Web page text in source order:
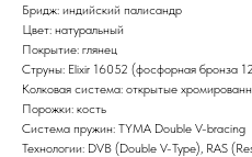
Бридж: индийский палисандр
Цвет: натуральный
Покрытие: глянец
Струны: Elixir 16052 (фосфорная бронза
Колковая система: открытые
Порожки: кость
Система пружин: TYMA Double V-bracing
Технологии: DVB (Double V-Type), RAS